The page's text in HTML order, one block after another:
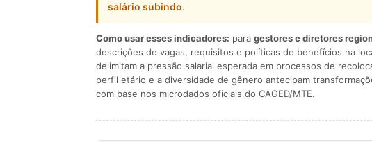
salário subindo.
Como usar esses indicadores: para gestores e diretores
descrições de vagas, requisitos e políticas de benefícios na
delimitam a pressão salarial esperada em processos de
perfil etário e a diversidade de gênero antecipam
com base nos microdados oficiais do CAGED/MTE.